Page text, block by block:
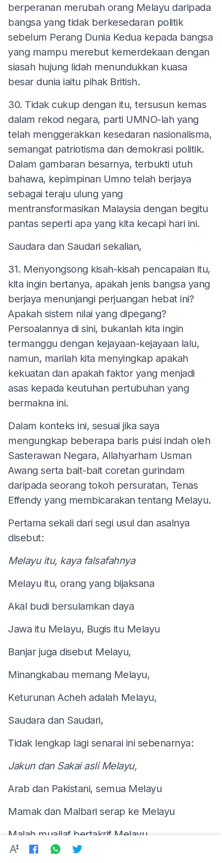
berperanan merubah orang Melayu daripada
bangsa yang tidak berkesedaran politik
sebelum Perang Dunia Kedua kepada bangsa
yang mampu merebut kemerdekaan dengan
siasah hujung lidah menundukkan kuasa
besar dunia iaitu pihak British.
30. Tidak cukup dengan itu, tersusun kemas
dalam rekod negara, parti UMNO-lah yang
telah menggerakkan kesedaran nasionalisma,
semangat patriotisma dan demokrasi politik.
Dalam gambaran besarnya, terbukti utuh
bahawa, kepimpinan Umno telah berjaya
sebagai teraju ulung yang
mentransformasikan Malaysia dengan begitu
pantas seperti apa yang kita kecapi hari ini.
Saudara dan Saudari sekalian,
31. Menyongsong kisah-kisah pencapaian itu,
kita ingin bertanya, apakah jenis bangsa yang
berjaya menunjangi perjuangan hebat ini?
Apakah sistem nilai yang dipegang?
Persoalannya di sini, bukanlah kita ingin
termanggu dengan kejayaan-kejayaan lalu,
namun, marilah kita menyingkap apakah
kekuatan dan apakah faktor yang menjadi
asas kepada keutuhan pertubuhan yang
bermakna ini.
Dalam konteks ini, sesuai jika saya
mengungkap beberapa baris puisi indah oleh
Sasterawan Negara, Allahyarham Usman
Awang serta bait-bait coretan gurindam
daripada seorang tokoh persuratan, Tenas
Effendy yang membicarakan tentang Melayu.
Pertama sekali dari segi usul dan asalnya
disebut:
Melayu itu, kaya falsafahnya
Melayu itu, orang yang bijaksana
Akal budi bersulamkan daya
Jawa itu Melayu, Bugis itu Melayu
Banjar juga disebut Melayu,
Minangkabau memang Melayu,
Keturunan Acheh adalah Melayu,
Saudara dan Saudari,
Tidak lengkap lagi senarai ini sebenarnya:
Jakun dan Sakai asli Melayu,
Arab dan Pakistani, semua Melayu
Mamak dan Malbari serap ke Melayu
Malah muallaf bertakrif Melayu